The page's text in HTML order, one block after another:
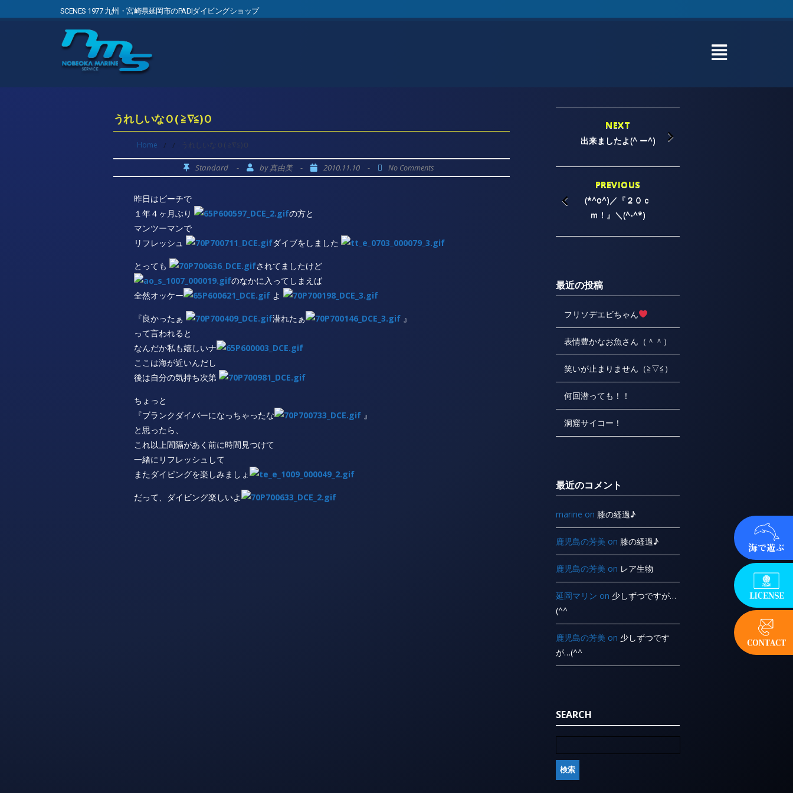
SCENES 1977 九州・宮崎県延岡市のPADIダイビングショップ
うれしいなＯ( ≧∇≦)Ｏ
Home / / うれしいなＯ( ≧∇≦)Ｏ
Standard - by真由美 - 2010.11.10 - No Comments
昨日はビーチで
１年４ヶ月ぶり
の方と
マンツーマンで
リフレッシュ
ダイブをしました
とっても
されてましたけど
のなかに入ってしまえば
全然オッケー
よ
『良かったぁ 潜れたぁ
』
って言われると
なんだか私も嬉しいナ
ここは海が近いんだし
後は自分の気持ち次第
ちょっと
『ブランクダイバーになっちゃったな
』
と思ったら、
これ以上間隔があく前に時間見つけて
一緒にリフレッシュして
またダイビングを楽しみましょ
だって、ダイビング楽しいよ
NEXT
出来ましたよ(^ ー^)
PREVIOUS
(*^o^)／『２０ｃ
ｍ！』＼(^-^*)
最近の投稿
フリソデエビちゃん
表情豊かなお魚さん（＾＾）
笑いが止まりません（≧▽≦）
何回潜っても！！
洞窟サイコー！
最近のコメント
marine on 膝の経過♪
鹿児島の芳美 on 膝の経過♪
鹿児島の芳美 on レア生物
延岡マリン on 少しずつですが…
(^^ ゞ
鹿児島の芳美 on 少しずつです
が…(^^ ゞ
SEARCH